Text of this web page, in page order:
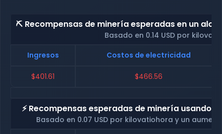
⛏️ Recompensas de minería esperadas en un
Basado en 0.14 USD por
Ingresos
Costos de electricidad
$401.61 $466.56
⚡ Recompensas esperadas de minería usando
Basado en 0.07 USD por kilovatiohora y un